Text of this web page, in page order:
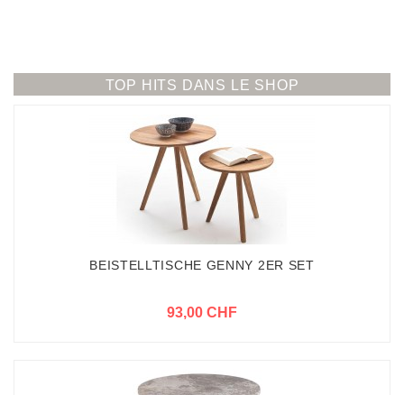
TOP HITS DANS LE SHOP
BEISTELLTISCHE GENNY 2ER SET
93,00 CHF